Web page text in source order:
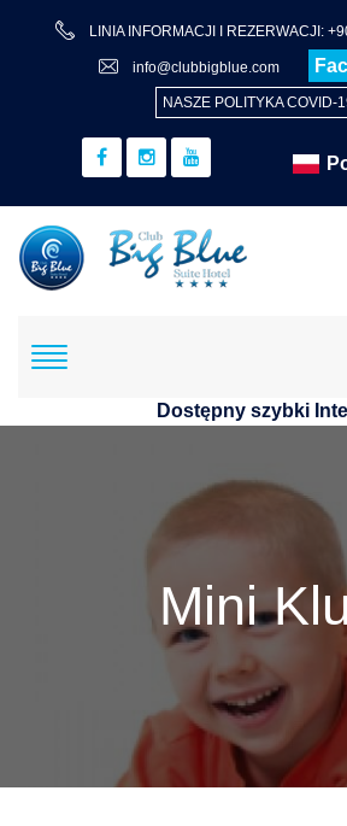
LINIA INFORMACJI I REZERWACJI:
info@clubbigblue.com
NASZE POLITYKA COVID-
Dostępny szybki
Mini